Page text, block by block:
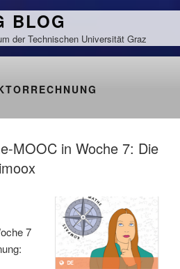
BLOG
der Technischen Universität Graz
MOOC in Woche 7: Die
7